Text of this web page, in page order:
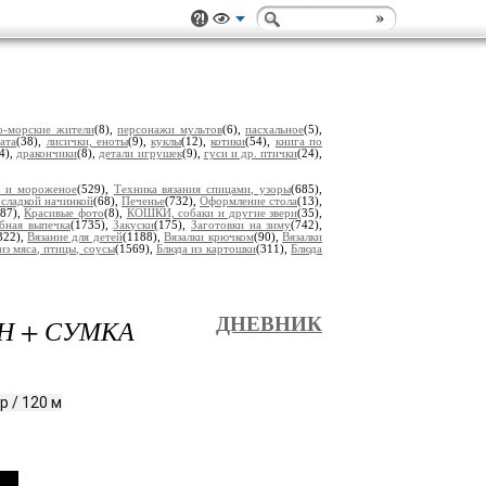
морские жители(8),персонажи мультов(6),пасхальное(5),
(38), лисички, еноты(9),куклы(12),котики(54), книга по
дракончики(8), детали игрушек(9), гуси и др. птички(24),
и мороженое(529), Техника вязания спицами, узоры(685),
начинкой(68), Печенье(732), Оформление стола(13),
Красивые фото(8), КОШКИ, собаки и другие звери(35),
выпечка(1735),Закуски(175), Заготовки на зиму(742),
Вязание для детей(1188),Вязалки крючком(90),Вязалки
мяса, птицы, соусы(1569),Блюда из картошки(311),Блюда
+ СУМКА ДНЕВНИК
/ 120 м